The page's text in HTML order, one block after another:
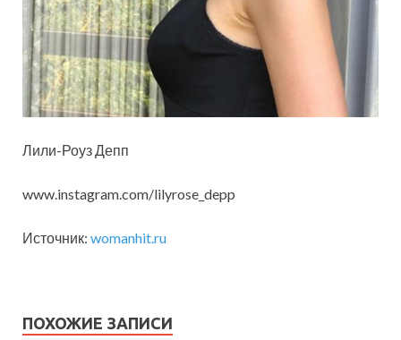
Лили-Роуз Депп
www.instagram.com/lilyrose_depp
Источник: womanhit.ru
ПОХОЖИЕ ЗАПИСИ